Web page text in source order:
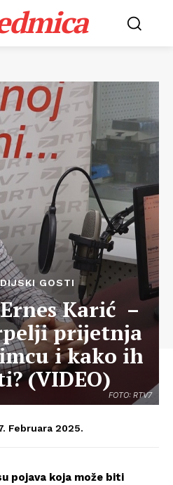
FOTO: RTV7
GOSTI
Karić –
prijetnja
i kako ih
(VIDEO)
Februara 2025.
pojava koja može biti